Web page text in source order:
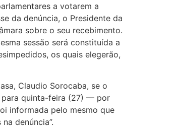
a votarem a
da denúncia, o Presidente da
sobre o seu recebimento.
sessão será constituída a
os quais elegerão,
Claudio Sorocaba, se o
para quinta-feira (27) — por
informada pelo mesmo que
denúncia”.